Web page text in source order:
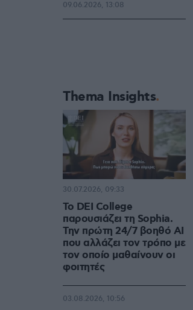
09.06.2026, 13:08
Thema Insights
Το DEI College
παρουσιάζει τη Sophia.
Την πρώτη 24/7 βοηθό AI
που αλλάζει τον τρόπο με
τον οποίο μαθαίνουν οι
φοιτητές
30.07.2026, 09:33
03.08.2026, 10:56